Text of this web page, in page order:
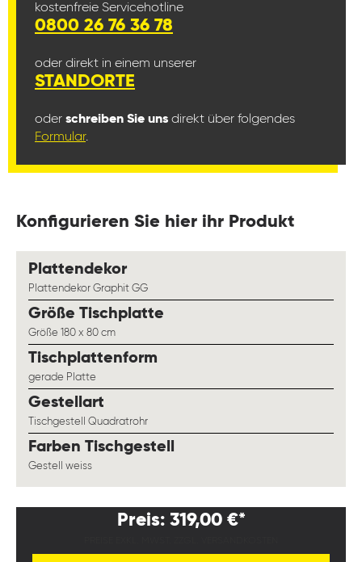
kostenfreie Servicehotline
0800 26 76 36 78
oder direkt in einem unserer
STANDORTE
oder schreiben Sie uns direkt über folgendes
Formular.
Konfigurieren Sie hier ihr Produkt
Plattendekorauswählen
Plattendekor Graphit GG
Größe Tischplatte
Größe 180 x 80 cm
Tischplattenform
gerade Platte
Gestellart
Tischgestell Quadratrohr
Farben Tischgestell
Gestell weiss
Preis: 319,00 €*